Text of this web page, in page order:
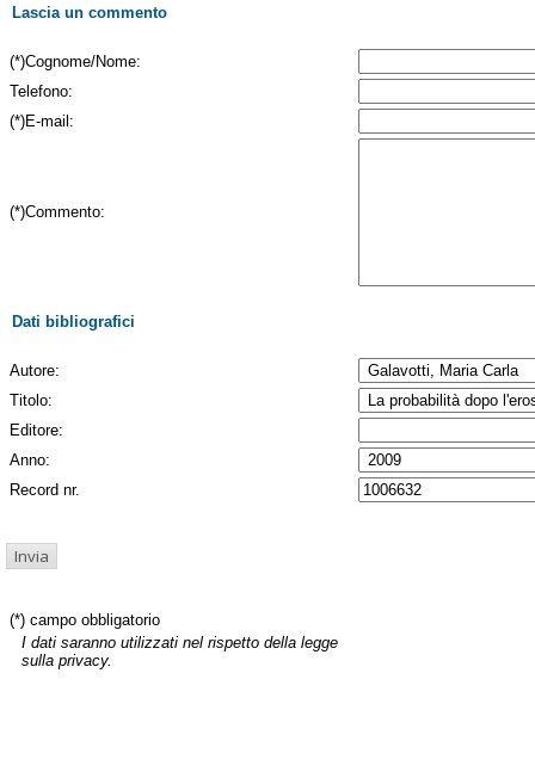
Lascia un commento
(*)Cognome/Nome:
Telefono:
(*)E-mail:
(*)Commento:
Dati bibliografici
Autore:
Titolo:
Editore:
Anno:
Record nr.
(*) campo obbligatorio
I dati saranno utilizzati nel rispetto della legge
sulla privacy.